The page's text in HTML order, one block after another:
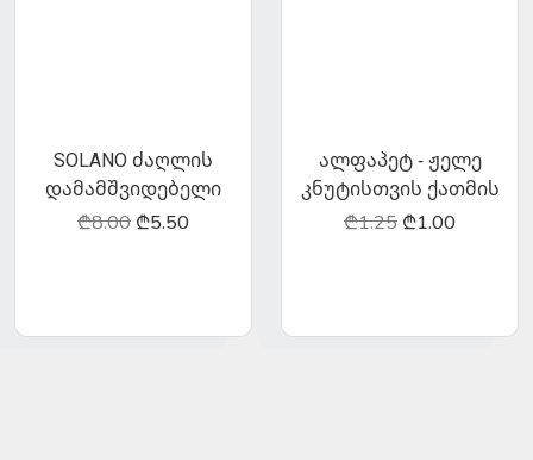
SOLANO ძაღლის
დამამშვიდებელი
წვეთები (relax-sol) - 1
₾8.00 ₾5.50
ალფაპეტ - ჟელე
კნუტისთვის ქათმის
ხორცით 0.85გრ
₾1.25 ₾1.00